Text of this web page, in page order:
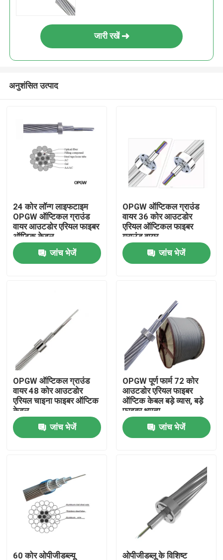
हमारे बारे में
कारखाना भ्रमण
गुणवत्ता नियंत्रण
संपर्क करें
आउटडोर फाइबर ऑप्टिक केबल
इंडोर फाइबर ऑप्टिक केबल
फाइबर ऑप्टिक केबल
जारी रखें
अनुशंसित उत्पाद
24 कोर लॉन्ग लाइफटाइम
OPGW ऑप्टिकल ग्राउंड
वायर आउटडोर एरियल फाइबर
ऑप्टिक केबल
जांच भेजें
OPGW ऑप्टिकल ग्राउंड
वायर 36 कोर आउटडोर
एरियल ऑप्टिकल फाइबर
ग्राउंड वायर
जांच भेजें
OPGW ऑप्टिकल ग्राउंड
वायर 48 कोर आउटडोर
एरियल चाइना फाइबर ऑप्टिक
केबल
जांच भेजें
OPGW पूर्ण फार्म 72 कोर
आउटडोर एरियल फाइबर
ऑप्टिक केबल बड़े व्यास, बड़े
फाइबर क्षमता
जांच भेजें
60 कोर ओपीजीडब्ल्यू ओपीजीडब्लू के विशिष्ट